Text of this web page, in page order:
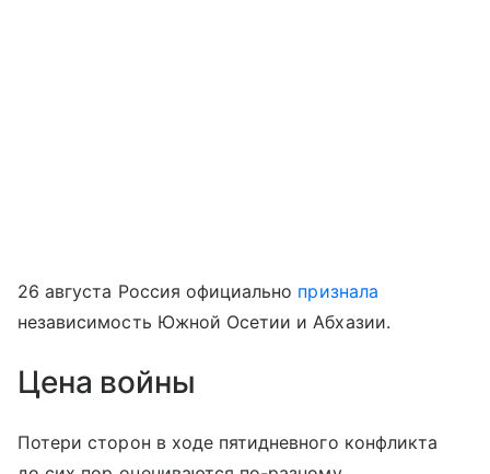
26 августа Россия официально признала
независимость Южной Осетии и Абхазии.
Цена войны
Потери сторон в ходе пятидневного конфликта